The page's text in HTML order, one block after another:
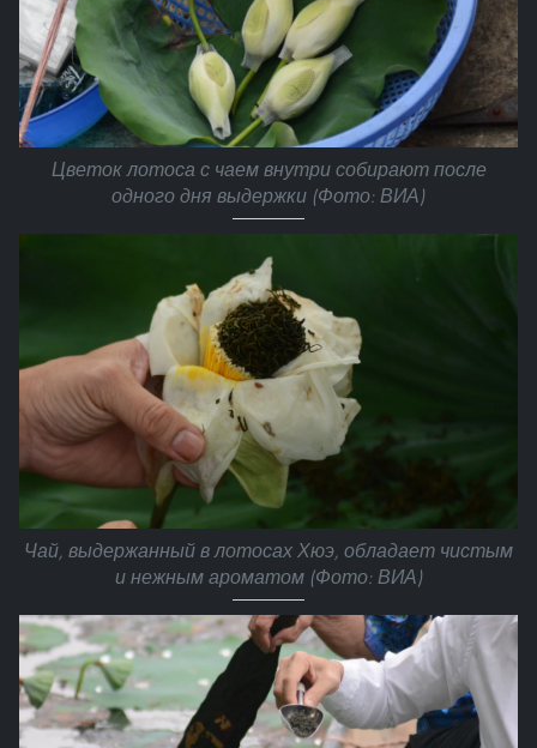
Цветок лотоса с чаем внутри собирают после
одного дня выдержки (Фото: ВИА)
Чай, выдержанный в лотосах Хюэ, обладает чистым
и нежным ароматом (Фото: ВИА)